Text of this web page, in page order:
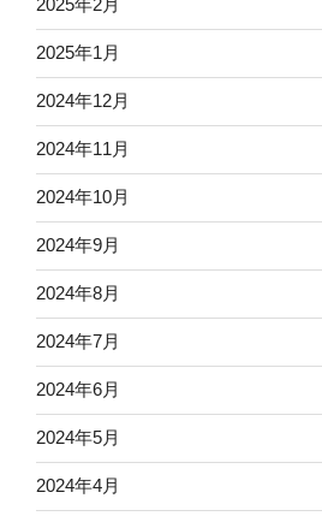
2025年2月
2025年1月
2024年12月
2024年11月
2024年10月
2024年9月
2024年8月
2024年7月
2024年6月
2024年5月
2024年4月